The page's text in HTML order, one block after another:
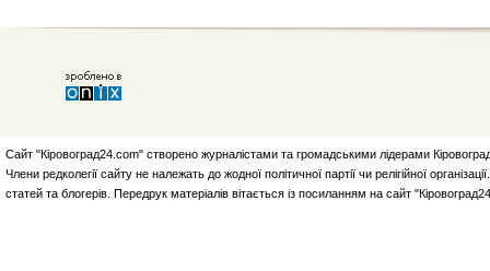
Сайт "Кіровоград24.com" створено журналістами та громадськими лідерами
Члени редколегії сайту не належать до жодної політичної партії чи релігійної
статей та блогерів. Передрук матеріалів вітається із посиланням на сайт